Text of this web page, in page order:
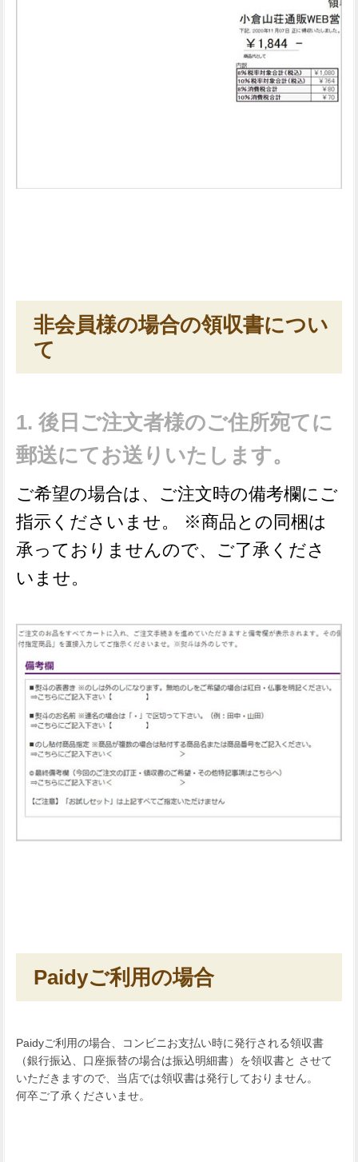
非会員様の場合の領収書につい
て
後日ご注文者様のご住所宛てに
郵送にてお送りいたします。
ご希望の場合は、ご注文時の備考欄にご
指示くださいませ。 ※商品との同梱は
承っておりませんので、ご了承くださ
いませ。
Paidyご利用の場合
Paidyご利用の場合、コンビニお支払い時に発行される領収書
（銀行振込、口座振替の場合は振込明細書）を領収書と させて
いただきますので、当店では領収書は発行しておりません。
何卒ご了承くださいませ。